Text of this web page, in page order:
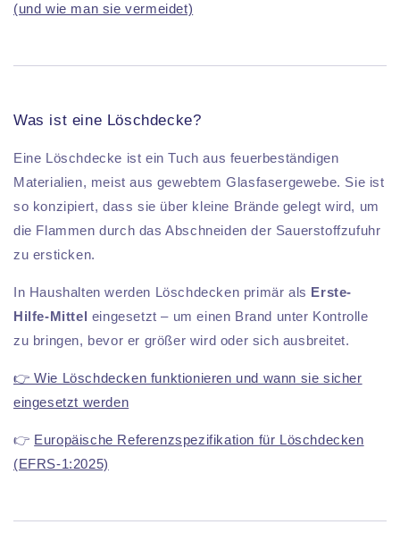
(und wie man sie vermeidet)
Was ist eine Löschdecke?
Eine Löschdecke ist ein Tuch aus feuerbeständigen
Materialien, meist aus gewebtem Glasfasergewebe. Sie ist
so konzipiert, dass sie über kleine Brände gelegt wird, um
die Flammen durch das Abschneiden der Sauerstoffzufuhr
zu ersticken.
In Haushalten werden Löschdecken primär als Erste-
Hilfe-Mittel eingesetzt – um einen Brand unter Kontrolle
zu bringen, bevor er größer wird oder sich ausbreitet.
👉 Wie Löschdecken funktionieren und wann sie sicher
eingesetzt werden
👉 Europäische Referenzspezifikation für Löschdecken
(EFRS-1:2025)